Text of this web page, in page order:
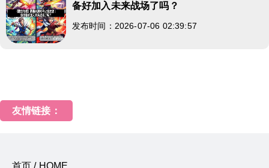
备好加入未来战场了吗？
发布时间：2026-07-06 02:39:57
友情链接：
首页 / HOME